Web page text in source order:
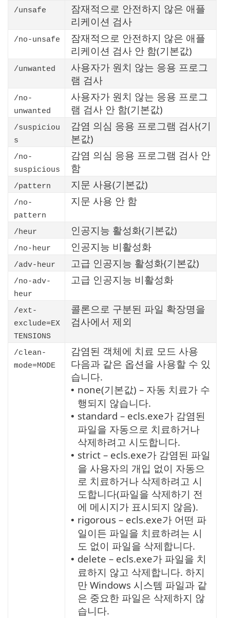
/unsafe
잠재적으로 안전하지 않은 애플
리케이션 검사
/no-unsafe
잠재적으로 안전하지 않은 애플
리케이션 검사 안 함(기본값)
/unwanted
사용자가 원치 않는 응용 프로그
램 검사
/no-
unwanted
사용자가 원치 않는 응용 프로그
램 검사 안 함(기본값)
/suspiciou
s
감염 의심 응용 프로그램 검사(기
본값)
/no-
suspicious
감염 의심 응용 프로그램 검사 안
함
/pattern 지문 사용(기본값)
/no-
pattern
지문 사용 안 함
/heur 인공지능 활성화(기본값)
/no-heur 인공지능 비활성화
/adv-heur 고급 인공지능 활성화(기본값)
/no-adv-
heur
고급 인공지능 비활성화
/ext-
exclude=EX
TENSIONS
콜론으로 구분된 파일 확장명을
검사에서 제외
/clean-
mode=MODE
감염된 객체에 치료 모드 사용
다음과 같은 옵션을 사용할 수 있
습니다.
• none(기본값) – 자동 치료가 수
행되지 않습니다.
• standard – ecls.exe가 감염된
파일을 자동으로 치료하거나
삭제하려고 시도합니다.
• strict – ecls.exe가 감염된 파일
을 사용자의 개입 없이 자동으
로 치료하거나 삭제하려고 시
도합니다(파일을 삭제하기 전
에 메시지가 표시되지 않음).
• rigorous – ecls.exe가 어떤 파
일이든 파일을 치료하려는 시
도 없이 파일을 삭제합니다.
• delete – ecls.exe가 파일을 치
료하지 않고 삭제합니다. 하지
만 Windows 시스템 파일과 같
은 중요한 파일은 삭제하지 않
습니다.